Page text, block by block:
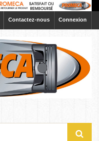
Connexion
Contactez-nous